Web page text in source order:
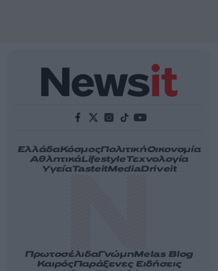
ΕλλάδαΚόσμοςΠολιτικήΟικονομία
ΑθλητικάLifestyleΤεχνολογία
ΥγείαTasteitMediaDriveit
ΠρωτοσέλιδαΓνώμηMelas Blog
ΚαιρόςΠαράξενες Ειδήσεις